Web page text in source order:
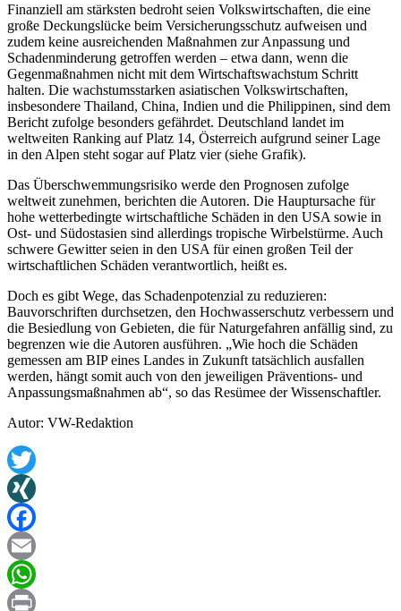
Finanziell am stärksten bedroht seien Volkswirtschaften, die eine
große Deckungslücke beim Versicherungsschutz aufweisen und
zudem keine ausreichenden Maßnahmen zur Anpassung und
Schadenminderung getroffen werden – etwa dann, wenn die
Gegenmaßnahmen nicht mit dem Wirtschaftswachstum Schritt
halten. Die wachstumsstarken asiatischen Volkswirtschaften,
insbesondere Thailand, China, Indien und die Philippinen, sind dem
Bericht zufolge besonders gefährdet. Deutschland landet im
weltweiten Ranking auf Platz 14, Österreich aufgrund seiner Lage
in den Alpen steht sogar auf Platz vier (siehe Grafik).
Das Überschwemmungsrisiko werde den Prognosen zufolge
weltweit zunehmen, berichten die Autoren. Die Hauptursache für
hohe wetterbedingte wirtschaftliche Schäden in den USA sowie in
Ost- und Südostasien sind allerdings tropische Wirbelstürme. Auch
schwere Gewitter seien in den USA für einen großen Teil der
wirtschaftlichen Schäden verantwortlich, heißt es.
Doch es gibt Wege, das Schadenpotenzial zu reduzieren:
Bauvorschriften durchsetzen, den Hochwasserschutz verbessern und
die Besiedlung von Gebieten, die für Naturgefahren anfällig sind, zu
begrenzen wie die Autoren ausführen. „Wie hoch die Schäden
gemessen am BIP eines Landes in Zukunft tatsächlich ausfallen
werden, hängt somit auch von den jeweiligen Präventions- und
Anpassungsmaßnahmen ab“, so das Resümee der Wissenschaftler.
Autor: VW-Redaktion
Twitter
XING
Facebook
Email
WhatsApp